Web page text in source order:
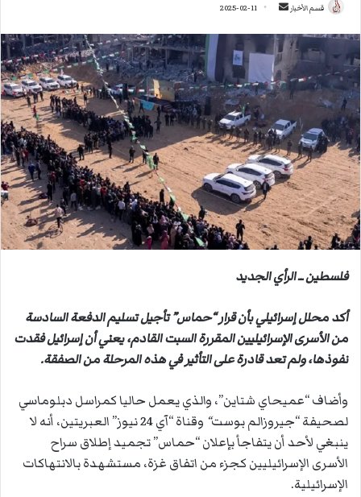
قسم الأخبار
س
ل
ب
ي
د
ا
إ
ل
ك
ت
و
ي
ا
2025-02-11
فلسطين ــ الرأي الجديد
أكد محلل إسرائيلي بأن قرار “حماس” تأجيل تسليم الدفعة السادسة
من الأسرى الإسرائيليين المقررة السبت القادم، يعني أن إسرائيل فقدت
نفوذها، ولم تعد قادرة على التأثير في هذه المرحلة من الصفقة.
وأضاف “عميحاي شتاين”، والذي يعمل حاليا كمراسل دبلوماسي
لصحيفة “جيروزالم بوست“
وقناة “آي 24 نيوز” العبريتين، أنه لا
ينبغي لأحد أن يتفاجأ بإعلان “حماس” تجميد إطلاق سراح
الأسرى الإسرائيليين كجزء من اتفاق غزة، مستشهدة بالانتهاكات
الإسرائيلية.